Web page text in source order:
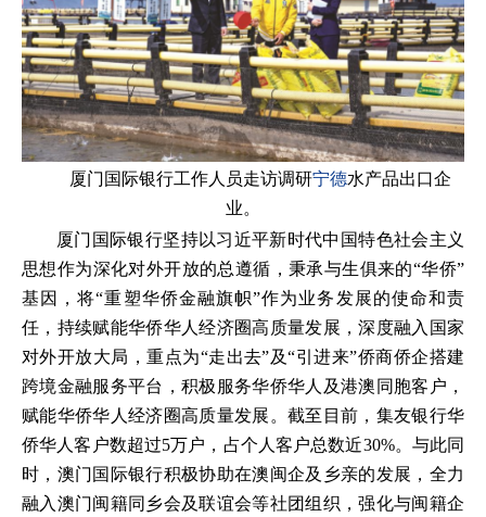
厦门国际银行工作人员走访调研宁德水产品出口企
业。
厦门国际银行坚持以习近平新时代中国特色社会主义
思想作为深化对外开放的总遵循，秉承与生俱来的“华侨”
基因，将“重塑华侨金融旗帜”作为业务发展的使命和责
任，持续赋能华侨华人经济圈高质量发展，深度融入国家
对外开放大局，重点为“走出去”及“引进来”侨商侨企搭建
跨境金融服务平台，积极服务华侨华人及港澳同胞客户，
赋能华侨华人经济圈高质量发展。截至目前，集友银行华
侨华人客户数超过5万户，占个人客户总数近30%。与此同
时，澳门国际银行积极协助在澳闽企及乡亲的发展，全力
融入澳门闽籍同乡会及联谊会等社团组织，强化与闽籍企